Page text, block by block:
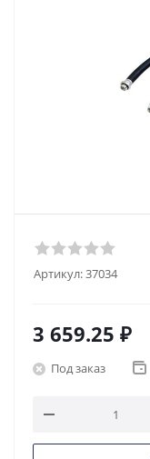
Артикул:37034
3 659.25 ₽
Под заказ